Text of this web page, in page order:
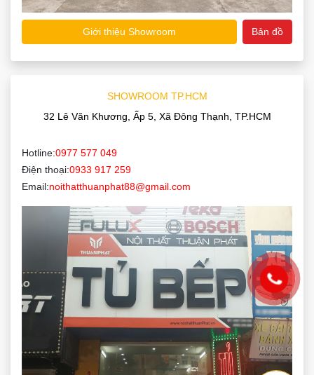
Giới thiệu Showroom Bản đồ
SHOWROOM TP.HCM
32 Lê Văn Khương, Ấp 5, Xã Đông Thạnh, TP.HCM
Hotline:0977 577 049
Điện thoại:0933 917 259
Email:noithatthuanphat88@gmail.com